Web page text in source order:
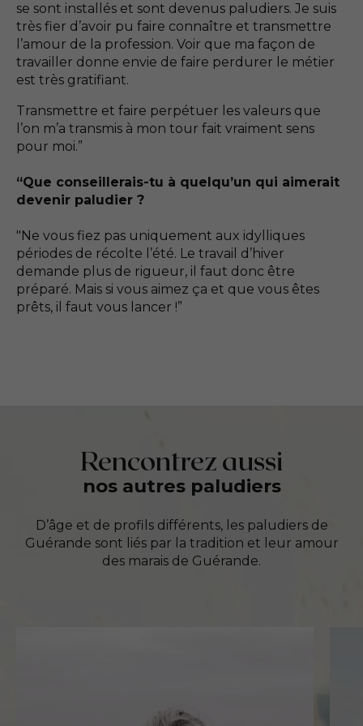
se sont installés et sont devenus paludiers. Je suis
très fier d’avoir pu faire connaître et transmettre
l’amour de la profession. Voir que ma façon de
travailler donne envie de faire perdurer le métier
est très gratifiant.
Transmettre et faire perpétuer les valeurs que
l’on m’a transmis à mon tour fait vraiment sens
pour moi.”
“Que conseillerais-tu à quelqu’un qui aimerait
devenir paludier ?
"Ne vous fiez pas uniquement aux idylliques
périodes de récolte l’été. Le travail d’hiver
demande plus de rigueur, il faut donc être
préparé. Mais si vous aimez ça et que vous êtes
prêts, il faut vous lancer !”
Rencontrez aussi
nos autres paludiers
D’âge et de profils différents, les paludiers de
Guérande sont liés par la tradition et leur amour
des marais de Guérande.